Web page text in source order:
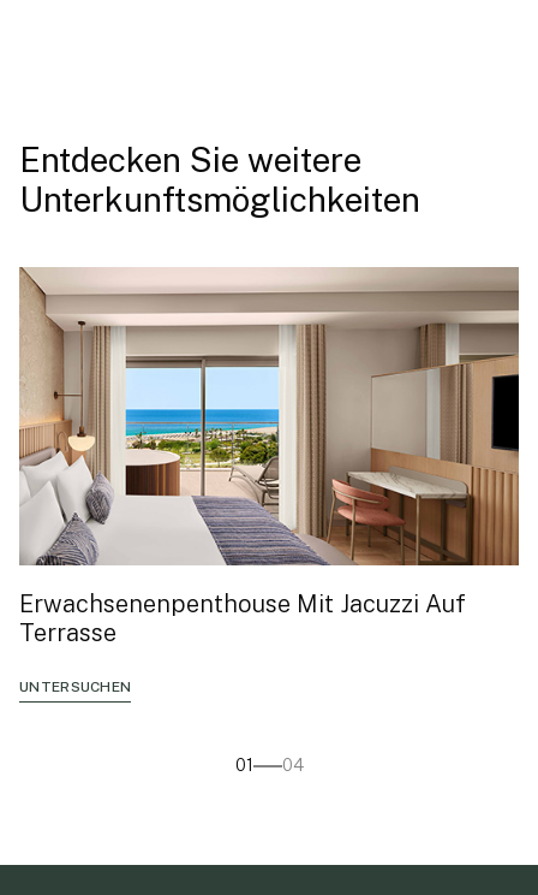
Entdecken Sie weitere
Unterkunftsmöglichkeiten
Erwachsenenpenthouse Mit Jacuzzi Auf
Terrasse
UNTERSUCHEN
01 04